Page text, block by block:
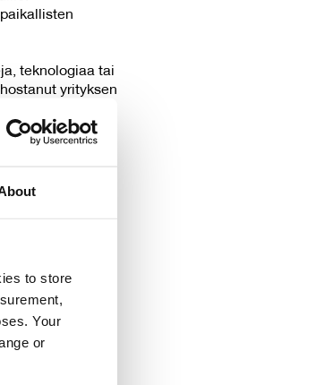
to store
Your
or
teknologiaa tai
yrityksen
38 eri
lähiruoan
nykyisin
ja